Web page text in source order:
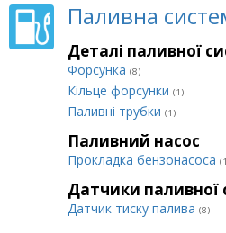
Паливна
Деталі паливної
Форсунка (8)
Кільце форсунки (1)
Паливні трубки (1)
Паливний насос
Прокладка бензонасоса
Датчики паливної
Датчик тиску палива (8)